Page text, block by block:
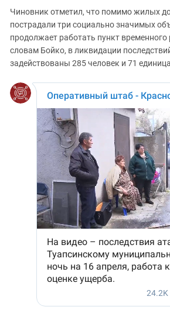
Чиновник отметил, что помимо жилых
пострадали три социально значимых
продолжает работать пункт
словам Бойко, в ликвидации
задействованы 285 человек и 71